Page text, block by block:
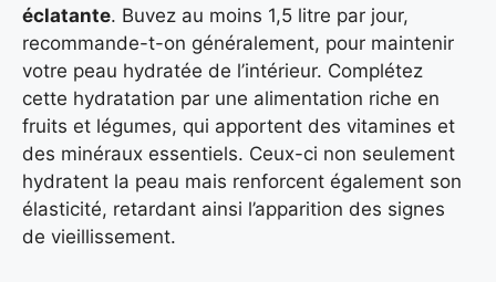
éclatante. Buvez au moins 1,5 litre par jour,
recommande-t-on généralement, pour maintenir
votre peau hydratée de l’intérieur. Complétez
cette hydratation par une alimentation riche en
fruits et légumes, qui apportent des vitamines et
des minéraux essentiels. Ceux-ci non seulement
hydratent la peau mais renforcent également son
élasticité, retardant ainsi l’apparition des signes
de vieillissement.